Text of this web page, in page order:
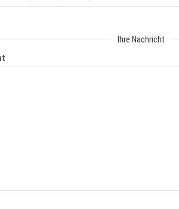
Ihre Nachricht